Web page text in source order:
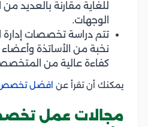
للغاية مقارنة بالعديد
الوجهات.
تتم دراسة تخصصات إدارة
نخبة من الأساتذة
كفاءة عالية من
يمكنك أن تقرأ عن افضل تخصص
مجالات عمل